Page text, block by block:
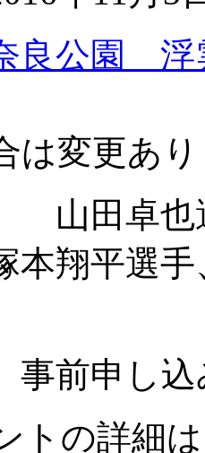
良公園 浮
は変更あり
山田卓
本翔平選
事前申し込
トの詳